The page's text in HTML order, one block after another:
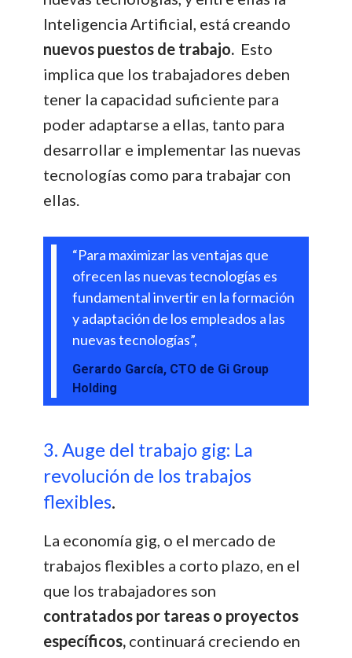
Inteligencia Artificial, está creando
nuevos puestos de trabajo. Esto
implica que los trabajadores deben
tener la capacidad suficiente para
poder adaptarse a ellas, tanto para
desarrollar e implementar las nuevas
tecnologías como para trabajar con
ellas.
“Para maximizar las ventajas que
ofrecen las nuevas tecnologías es
fundamental invertir en la formación
y adaptación de los empleados a las
nuevas tecnologías”,
Gerardo García, CTO de Gi Group
Holding
3. Auge del trabajo gig: La
revolución de los trabajos
flexibles.
La economía gig, o el mercado de
trabajos flexibles a corto plazo, en el
que los trabajadores son
contratados por tareas o proyectos
específicos,continuará creciendo en